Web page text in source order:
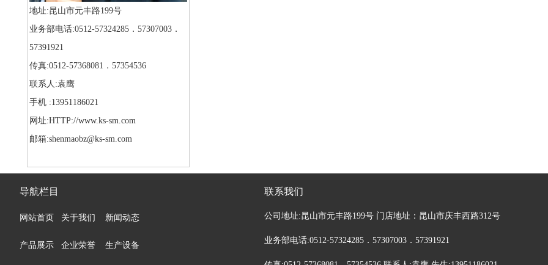
地址:昆山市元丰路199号
业务部电话:0512-57324285．57307003．
57391921
传真:0512-57368081．57354536
联系人:袁鹰
手机 :13951186021
网址:HTTP://www.ks-sm.com
邮箱:shenmaobz@ks-sm.com
导航栏目
网站首页 关于我们 新闻动态
产品展示 企业荣誉 生产设备
联系我们
公司地址:昆山市元丰路199号 门店地址：昆山市庆丰西路312号
业务部电话:0512-57324285．57307003．57391921